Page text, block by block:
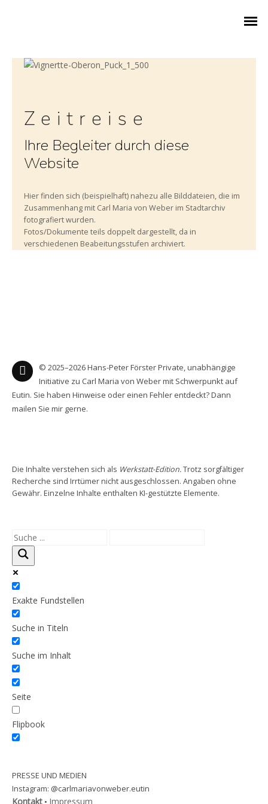
1786 – GEBURT IN EUTIN
1802 – WEBER IN EUTIN
KONZERTREISE 1820
FESTSPIELE AB 1951
ZEITREISE DURCH 240 JAHRE
„KLINGENDES LIBRETTO“: PETER SCHMOLL
WEBER UND DAS HORN
WEBER & TISCHBEIN HÖREN
WEBER-QUIZ, SPIELE & MEHR
RUNDFAHRT
AUSSTELLUNG
Zeitreise
Ihre Begleiter durch diese
Website
Hier finden sich (beispielhaft) nahezu alle Bilddateien, die im
Zusammenhang mit Carl Maria von Weber im Stadtarchiv
fotografiert wurden.
Fotos/Dokumente teils doppelt dargestellt, da in
verschiedenen Beabeitungsstufen archiviert.
© 2025–2026 Hans-Peter Förster Private, unabhängige
Initiative zu Carl Maria von Weber mit Schwerpunkt auf
Eutin. Sie haben Hinweise oder einen Fehler entdeckt? Dann
mailen Sie mir gerne.
Die Inhalte verstehen sich als Werkstatt-Edition.Trotz sorgfältiger
Recherche sind Irrtümer nicht ausgeschlossen. Angaben ohne
Gewähr. Einzelne Inhalte enthalten KI-gestützte Elemente.
Exakte Fundstellen
Suche in Titeln
Suche im Inhalt
Seite
Flipbook
PRESSE UND MEDIEN
Instagram: @carlmariavonweber.eutin
Kontakt • Impressum